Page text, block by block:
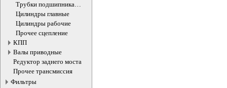
Трубки подшипника
выжимного
Цилиндры главные
Цилиндры рабочие
Прочее сцепление
КПП
Валы приводные
Редуктор заднего моста
Прочее трансмиссия
Фильтры